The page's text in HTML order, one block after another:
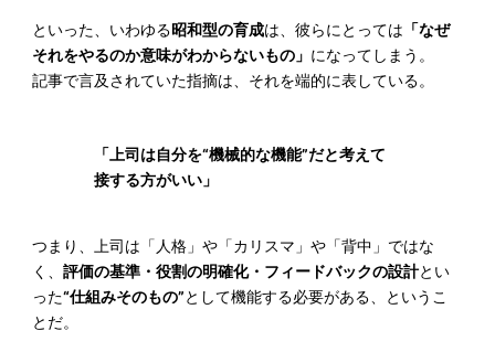
といった、いわゆる昭和型の育成は、彼らにとっては 「なぜ
それをやるのか意味がわからないもの」 になってしまう。
記事で言及されていた指摘は、それを端的に表している。
「上司は自分を“機械的な機能”だと考えて
接する方がいい」
つまり、上司は「人格」や「カリスマ」や「背中」ではな
く、評価の基準・役割の明確化・フィードバックの設計とい
った“仕組みそのもの”として機能する必要がある、というこ
とだ。